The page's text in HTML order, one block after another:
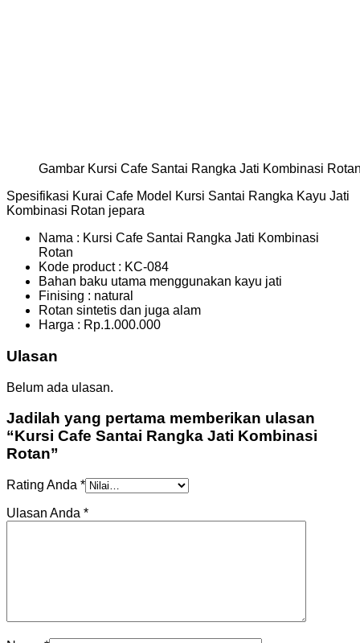
Gambar Kursi Cafe Santai Rangka Jati Kombinasi
Spesifikasi Kurai Cafe Model Kursi Santai Rangka Kayu Jati
Kombinasi Rotan jepara
Nama : Kursi Cafe Santai Rangka Jati Kombinasi
Rotan
Kode product : KC-084
Bahan baku utama menggunakan kayu jati
Finising : natural
Rotan sintetis dan juga alam
Harga : Rp.1.000.000
Ulasan
Belum ada ulasan.
Jadilah yang pertama memberikan ulasan
“Kursi Cafe Santai Rangka Jati Kombinasi
Rotan”
Rating Anda *
Ulasan Anda *